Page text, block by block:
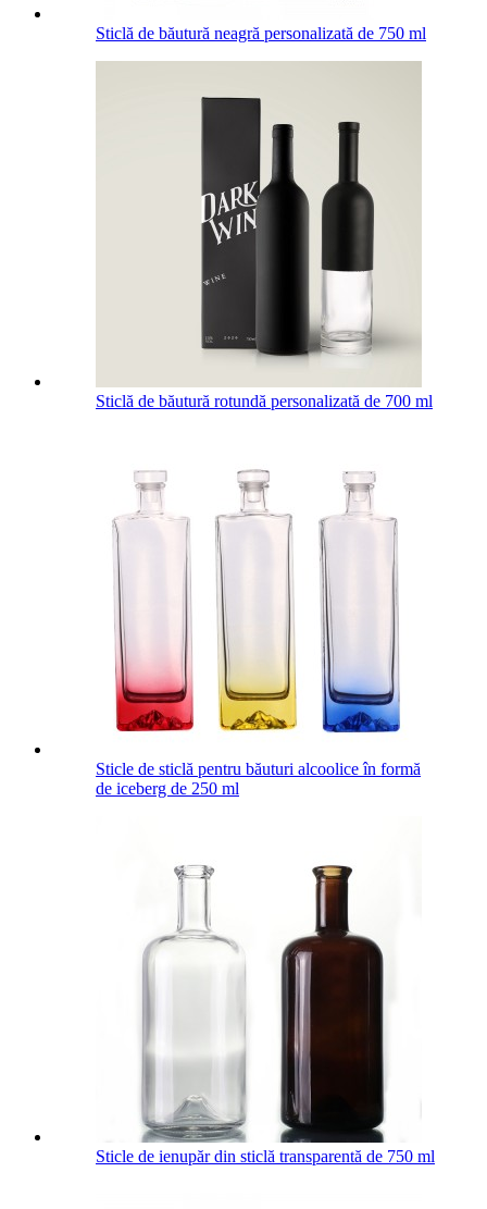
Sticlă de băutură neagră personalizată de 750 ml
Sticlă de băutură rotundă personalizată de 700 ml
Sticle de sticlă pentru băuturi alcoolice în formă
de iceberg de 250 ml
Sticle de ienupăr din sticlă transparentă de 750 ml